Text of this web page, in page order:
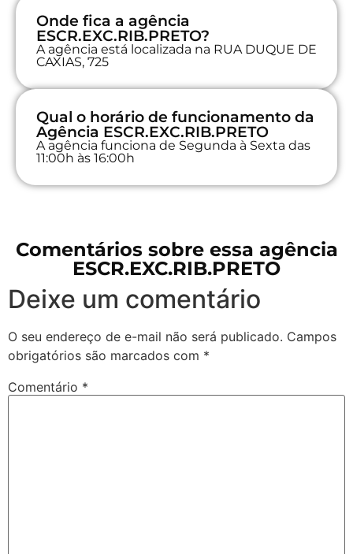
Onde fica a agência
ESCR.EXC.RIB.PRETO?
A agência está localizada na RUA DUQUE DE
CAXIAS, 725
Qual o horário de funcionamento da
Agência ESCR.EXC.RIB.PRETO
A agência funciona de Segunda à Sexta das
11:00h às 16:00h
Comentários sobre essa agência
ESCR.EXC.RIB.PRETO
Deixe um comentário
O seu endereço de e-mail não será publicado. Campos
obrigatórios são marcados com *
Comentário *